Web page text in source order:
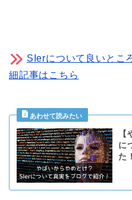
SIerについて良いとこ
細記事はこちら
に
た